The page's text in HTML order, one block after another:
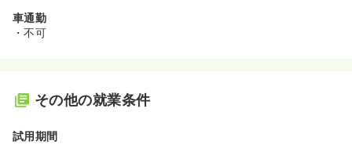
車通勤
・不可
その他の就業条件
試用期間